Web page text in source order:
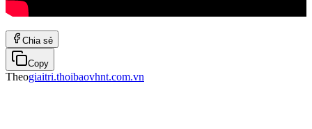
Chia sẻ
Copy
Theogiaitri.thoibaovhnt.com.vn